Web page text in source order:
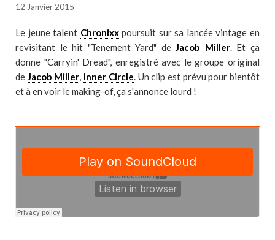
12 Janvier 2015
Le jeune talent Chronixxpoursuit sur sa lancée vintage en
revisitant le hit "Tenement Yard" deJacob Miller. Et ça
donne "Carryin' Dread", enregistré avec le groupe original
de Jacob Miller, Inner Circle. Un clip est prévu pour bientôt
et à en voir le making-of, ça s'annonce lourd !